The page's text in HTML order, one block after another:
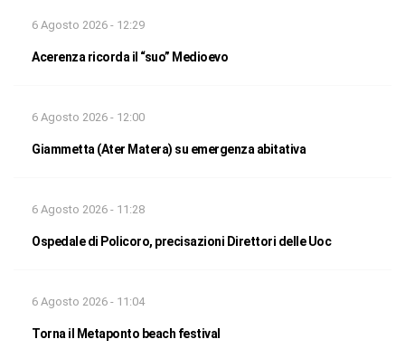
6 Agosto 2026 - 12:29
Acerenza ricorda il “suo” Medioevo
6 Agosto 2026 - 12:00
Giammetta (Ater Matera) su emergenza abitativa
6 Agosto 2026 - 11:28
Ospedale di Policoro, precisazioni Direttori delle Uoc
6 Agosto 2026 - 11:04
Torna il Metaponto beach festival